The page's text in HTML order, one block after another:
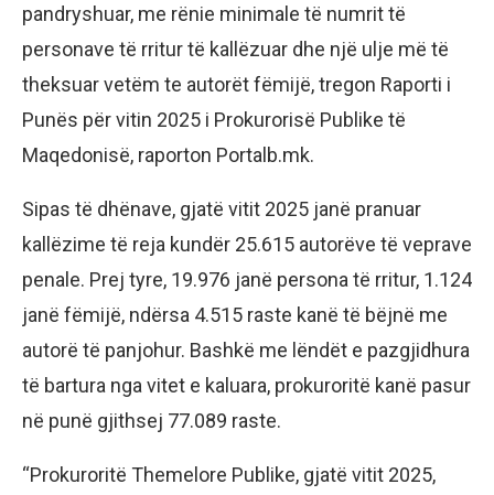
pandryshuar, me rënie minimale të numrit të
personave të rritur të kallëzuar dhe një ulje më të
theksuar vetëm te autorët fëmijë, tregon Raporti i
Punës për vitin 2025 i Prokurorisë Publike të
Maqedonisë, raporton Portalb.mk.
Sipas të dhënave, gjatë vitit 2025 janë pranuar
kallëzime të reja kundër 25.615 autorëve të veprave
penale. Prej tyre, 19.976 janë persona të rritur, 1.124
janë fëmijë, ndërsa 4.515 raste kanë të bëjnë me
autorë të panjohur. Bashkë me lëndët e pazgjidhura
të bartura nga vitet e kaluara, prokuroritë kanë pasur
në punë gjithsej 77.089 raste.
“Prokuroritë Themelore Publike, gjatë vitit 2025,